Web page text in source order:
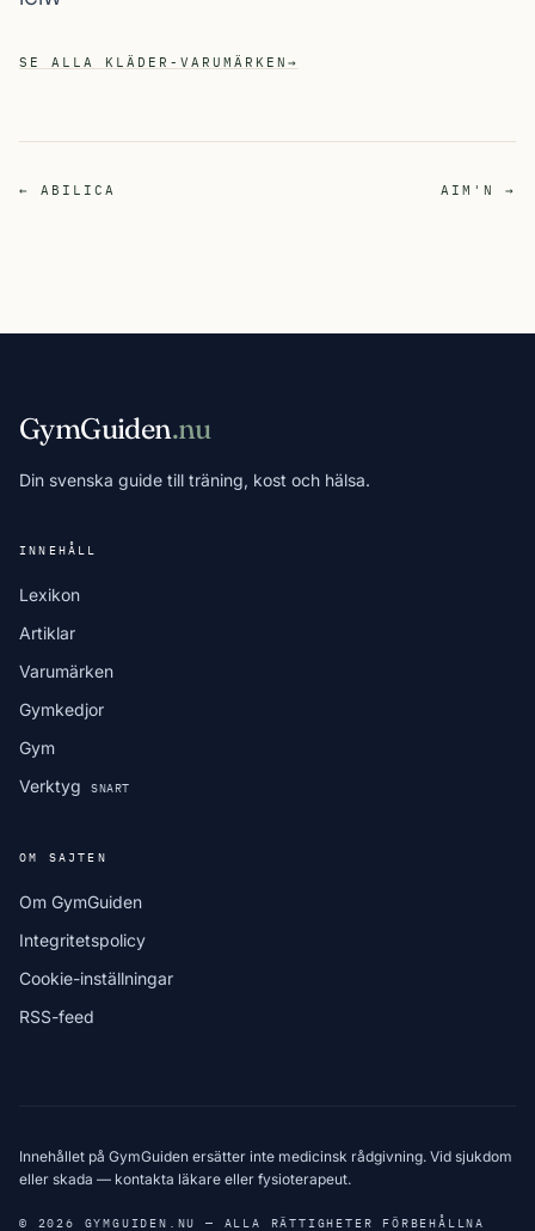
SE ALLA KLÄDER-VARUMÄRKEN →
← ABILICA AIM'N →
GymGuiden.nu
Din svenska guide till träning, kost och hälsa.
INNEHÅLL
Lexikon
Artiklar
Varumärken
Gymkedjor
Gym
Verktyg
SNART
OM SAJTEN
Om GymGuiden
Integritetspolicy
Cookie-inställningar
RSS-feed
Innehållet på GymGuiden ersätter inte medicinsk rådgivning. Vid sjukdom
eller skada — kontakta läkare eller fysioterapeut.
© 2026 GYMGUIDEN.NU — ALLA RÄTTIGHETER FÖRBEHÅLLNA